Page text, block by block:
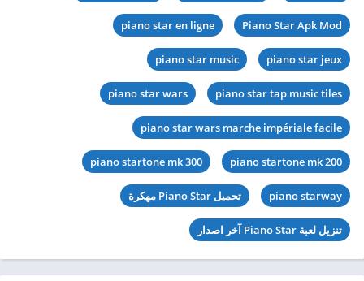
Piano Star Apk Mod
piano star en ligne
piano star jeux
piano star music
piano star tap music tiles
piano star wars
piano star wars marche impériale facile
piano startone mk 200
piano startone mk 300
piano starway تحميل Piano Star مهكرة
تنزيل لعبة Piano Star آخر اصدار